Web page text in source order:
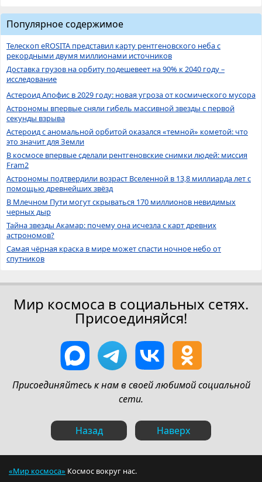
Популярное содержимое
Телескоп eROSITA представил карту рентгеновского неба с
рекордными двумя миллионами источников
Доставка грузов на орбиту подешевеет на 90% к 2040 году –
исследование
Астероид Апофис в 2029 году: новая угроза от космического мусора
Астрономы впервые сняли гибель массивной звезды с первой
секунды взрыва
Астероид с аномальной орбитой оказался «темной» кометой: что
это значит для Земли
В космосе впервые сделали рентгеновские снимки людей: миссия
Fram2
Астрономы подтвердили возраст Вселенной в 13,8 миллиарда лет с
помощью древнейших звёзд
В Млечном Пути могут скрываться 170 миллионов невидимых
черных дыр
Тайна звезды Акамар: почему она исчезла с карт древних
астрономов?
Самая чёрная краска в мире может спасти ночное небо от
спутников
Мир космоса в социальных сетях.
Присоединяйся!
Присоединяйтесь к нам в своей любимой социальной
сети.
Назад Наверх
«Мир космоса» Космос вокруг нас.